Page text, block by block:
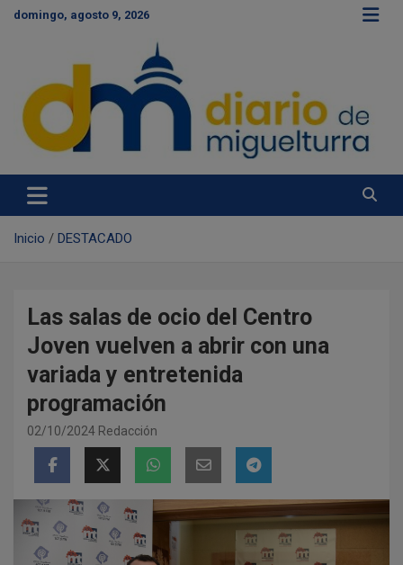
o
t
domingo, agosto 9, 2026
Diario de Miguelturra
Inicio DESTACADO
Las salas de ocio del Centro
Joven vuelven a abrir con una
variada y entretenida
programación
02/10/2024 Redacción